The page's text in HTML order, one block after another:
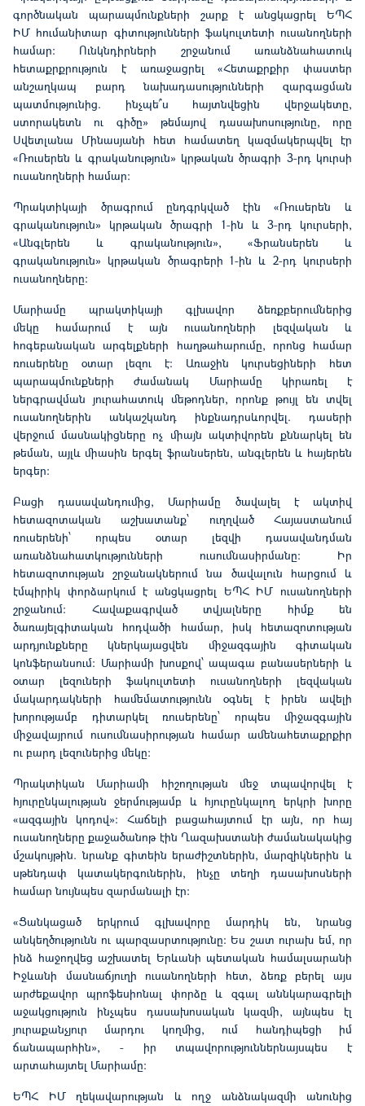
գործնական պարապմունքների շարք է անցկացրել
ԵՊՀ
ԻՄ հումանիտար գիտությունների ֆակուլտետի ուսանողների
համար: Ունկնդիրների շրջանում առանձնահատուկ
հետաքրքրություն է առաջացրել «Հետաքրքիր փաստեր
անշաղկապ բարդ նախադասությունների զարգացման
պատմությունից. ինչպե՞ս հայտնվեցին վերջակետը,
ստորակետն ու գիծը» թեմայով դասախոսությունը, որը
Սվետլանա Մինասյանի հետ համատեղ կազմակերպվել էր
«Ռուսերեն և գրականություն» կրթական ծրագրի 3-րդ կուրսի
ուսանողների համար:
Պրակտիկայի
ծրագրում ընդգրկված էին «Ռուսերեն
և
գրականություն» կրթական ծրագրի 1-ին և 3-րդ կուրսերի,
«Անգլերեն և գրականություն», «Ֆրանսերեն և
գրականություն» կրթական ծրագրերի 1-ին և 2-րդ կուրսերի
ուսանողները:
Մարիամը պրակտիկայի գլխավոր ձեռքբերումներից
մեկը համարում է
այն ուսանողների լեզվական և
հոգեբանական արգելքների հաղթահարումը, որոնց համար
ռուսերենը օտար լեզու է: Առաջին կուրսեցիների հետ
պարապմունքների ժամանակ Մարիամը կիրառել է
ներգրավման յուրահատուկ մեթոդներ, որոնք թույլ են տվել
ուսանողներին անկաշկանդ ինքնադրսևորվել. դասերի
վերջում մասնակիցները ոչ միայն ակտիվորեն քննարկել են
թեման, այլև միասին երգել ֆրանսերեն, անգլերեն և հայերեն
երգեր:
Բացի դասավանդումից, Մարիամը ծավալել է ակտիվ
հետազոտական աշխատանք՝ ուղղված Հայաստանում
ռուսերենի՝ որպես օտար լեզվի դասավանդման
առանձնահատկությունների ուսումնասիրմանը: Իր
հետազոտության շրջանակներում նա ծավալուն հարցում և
էմպիրիկ փորձարկում է անցկացրել ԵՊՀ ԻՄ ուսանողների
շրջանում: Հավաքագրված տվյալները հիմք են
ծառայելգիտական հոդվածի համար, իսկ հետազոտության
արդյունքները կներկայացվեն միջազգային գիտական
կոնֆերանսում: Մարիամի խոսքով՝ ապագա բանասերների և
օտար լեզուների ֆակուլտետի ուսանողների լեզվական
մակարդակների համեմատությունն
օգնել է իրեն ավելի
խորությամբ դիտարկել ռուսերենը՝ որպես միջազգային
միջավայրում ուսումնասիրության համար ամենահետաքրքիր
ու բարդ լեզուներից մեկը:
Պրակտիկան Մարիամի հիշողության մեջ տպավորվել է
հյուրընկալության ջերմությամբ և հյուրընկալող երկրի խորը
«ազգային կոդով»: Հաճելի բացահայտում էր այն, որ հայ
ուսանողները քաջածանոթ էին Ղազախստանի ժամանակակից
մշակույթին. նրանք գիտեին երաժիշտներին, մարզիկներին և
սթենդափ կատակերգուներին, ինչը տեղի դասախոսների
համար նույնպես զարմանալի էր:
«Ցանկացած երկրում գլխավորը մարդիկ են, նրանց
անկեղծությունն ու պարզասրտությունը: Ես շատ ուրախ եմ, որ
ինձ հաջողվեց աշխատել Երևանի պետական համալսարանի
Իջևանի մասնաճյուղի ուսանողների հետ, ձեռք բերել այս
արժեքավոր պրոֆեսիոնալ փորձը և զգալ աննկարագրելի
աջակցություն ինչպես դասախոսական կազմի, այնպես էլ
յուրաքանչյուր մարդու կողմից, ում հանդիպեցի իմ
ճանապարհին», - իր տպավորություններնայսպես
է
արտահայտել Մարիամը:
ԵՊՀ
ԻՄ ղեկավարության և ողջ անձնակազմի անունից